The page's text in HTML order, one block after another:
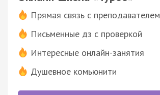
Прямая связь с преподавателем
Письменные дз с проверкой
Интересные онлайн-занятия
Душевное комьюнити